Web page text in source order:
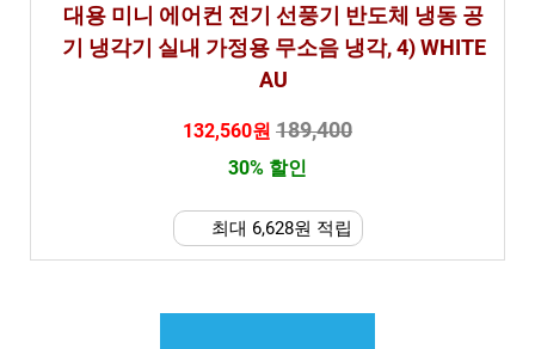
대용 미니 에어컨 전기 선풍기 반도체 냉동 공
기 냉각기 실내 가정용 무소음 냉각, 4) WHITE
AU
132,560원 189,400
30% 할인
최대 6,628원 적립